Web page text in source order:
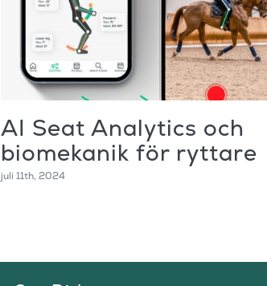
AI Seat Analytics och
biomekanik för ryttare
juli 11th, 2024